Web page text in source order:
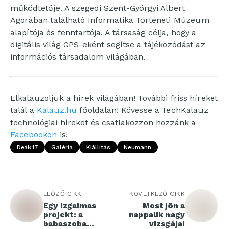
működtetője. A szegedi Szent-Györgyi Albert
Agorában található Informatika Történeti Múzeum
alapítója és fenntartója. A társaság célja, hogy a
digitális világ GPS-eként segítse a tájékozódást az
információs társadalom világában.
Elkalauzoljuk a hírek világában! További friss híreket
talál a Kalauz.hu főoldalán! Kövesse a TechKalauz
technológiai híreket és csatlakozzon hozzánk a
Facebookon is!
Deák17 Galéria Kiállítás Neumann
ELŐZŐ CIKK
Egy izgalmas
projekt: a
babaszoba
KÖVETKEZŐ CIKK
Most jön a
nappalik nagy
vizsgája!